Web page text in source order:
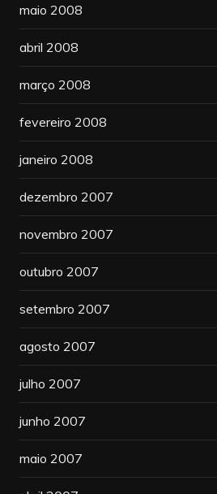
maio 2008
abril 2008
março 2008
fevereiro 2008
janeiro 2008
dezembro 2007
novembro 2007
outubro 2007
setembro 2007
agosto 2007
julho 2007
junho 2007
maio 2007